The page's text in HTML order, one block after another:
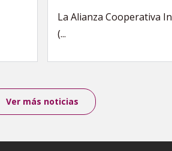
La Alianza Cooperativa
(...
Ver más noticias